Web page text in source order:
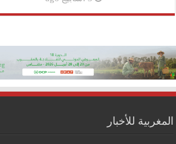
المغربية للأخبار